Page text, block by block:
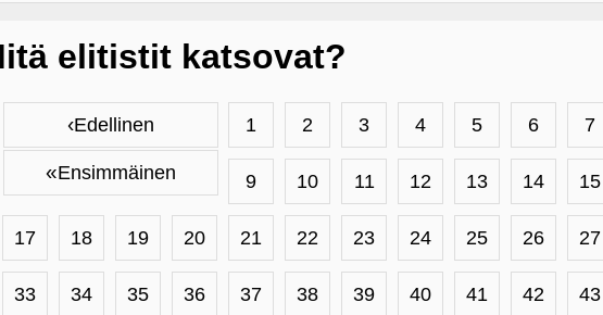
elitistit katsovat?
‹Edellinen
«Ensimmäinen
1 2 3 4 5 6 7
9 10 11 12 13 14 15
17 18 19 20 21 22 23 24 25 26 27
33 34 35 36 37 38 39 40 41 42 43